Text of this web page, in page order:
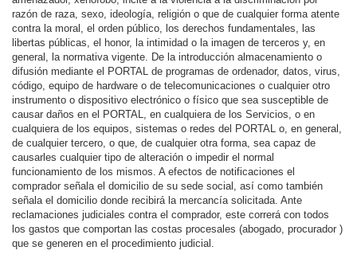
razón de raza, sexo, ideología, religión o que de cualquier forma atente
contra la moral, el orden público, los derechos fundamentales, las
libertas públicas, el honor, la intimidad o la imagen de terceros y, en
general, la normativa vigente. De la introducción almacenamiento o
difusión mediante el PORTAL de programas de ordenador, datos, virus,
código, equipo de hardware o de telecomunicaciones o cualquier otro
instrumento o dispositivo electrónico o físico que sea susceptible de
causar daños en el PORTAL, en cualquiera de los Servicios, o en
cualquiera de los equipos, sistemas o redes del PORTAL o, en general,
de cualquier tercero, o que, de cualquier otra forma, sea capaz de
causarles cualquier tipo de alteración o impedir el normal
funcionamiento de los mismos. A efectos de notificaciones el
comprador señala el domicilio de su sede social, así como también
señala el domicilio donde recibirá la mercancía solicitada. Ante
reclamaciones judiciales contra el comprador, este correrá con todos
los gastos que comportan las costas procesales (abogado, procurador )
que se generen en el procedimiento judicial.